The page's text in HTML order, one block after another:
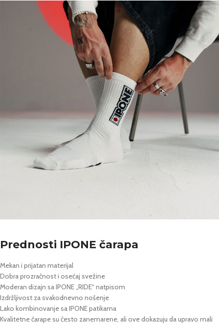
Prednosti IPONE čarapa
Mekan i prijatan materijal
Dobra prozračnost i osećaj svežine
Moderan dizajn sa IPONE „RIDE“ natpisom
Izdržljivost za svakodnevno nošenje
Lako kombinovanje sa IPONE patikama
Kvalitetne čarape su često zanemarene, ali ove dokazuju da upravo mali